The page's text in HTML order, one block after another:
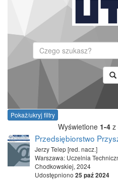
Pokaż/ukryj filtry
Wyświetlone 1-4 z
Przedsiębiorstwo
Jerzy Telep [red. nacz.]
Warszawa: Uczelnia
Chodkowskiej, 2024
Udostępniono 25 paź 2024